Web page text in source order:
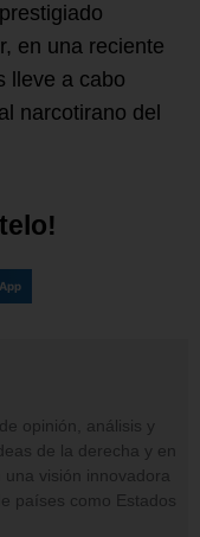
en una reciente
lleve a cabo
narcotirano del
te o!
opinión, análisis y
de la derecha y en
visión innovadora
países como Estados